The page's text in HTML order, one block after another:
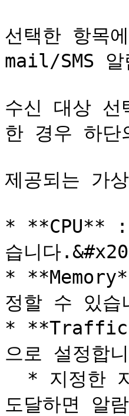
선택한 항목
mail/SMS
수신 대상 선
한 경우 하
제공되는 가
* **CPU** :
습니다
*
정할 수 있습
*
으로 설정합
도달하면 알